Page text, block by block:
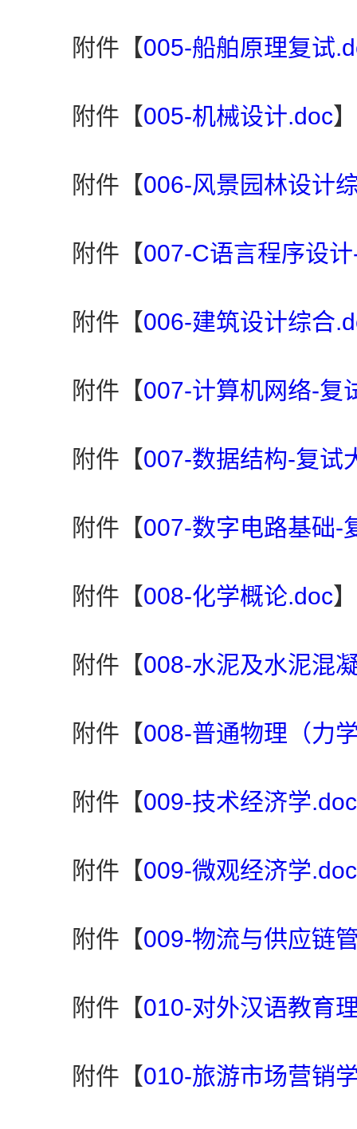
附件【005-船舶原理复试
附件【005-机械设计.doc】
附件【006-风景园林设计
附件【007-C语言程序设
附件【006-建筑设计综合
附件【007-计算机网络-复
附件【007-数据结构-复试
附件【007-数字电路基础-
附件【008-化学概论.doc】
附件【008-水泥及水泥混
附件【008-普通物理（力
附件【009-技术经济学.doc
附件【009-微观经济学.doc
附件【009-物流与供应链
附件【010-对外汉语教育
附件【010-旅游市场营销